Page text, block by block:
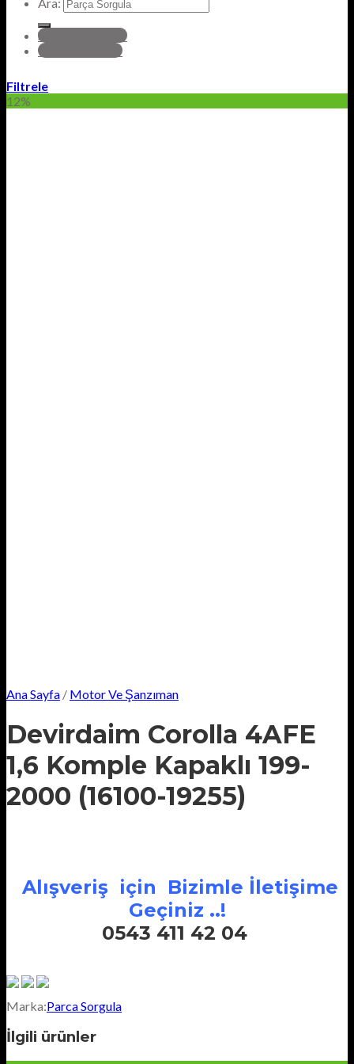
hyundai Parçalar
Honda Parçalar
Filtrele
12%
Ana Sayfa / Motor Ve Şanzıman
Devirdaim Corolla 4AFE
1,6 Komple Kapaklı 199-
2000 (16100-19255)
Alışveriş için Bizimle İletişime
Geçiniz ..!
0543 411 42 04
Marka:Parca Sorgula
İlgili ürünler